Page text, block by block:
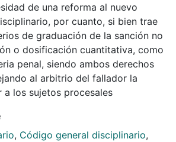
de una reforma al nuevo
por cuanto, si bien trae
de graduación de la sanción no
o dosificación cuantitativa, como
penal, siendo ambos derechos
al arbitrio del fallador la
a los sujetos procesales
, Código general disciplinario,